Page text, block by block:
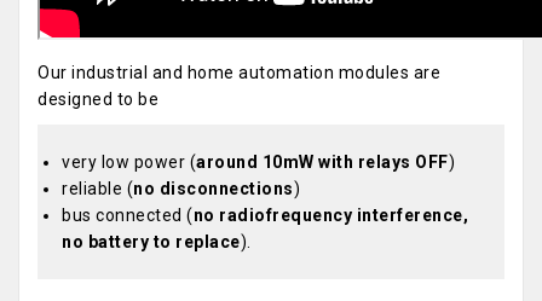
Our industrial and home automation modules are
designed to be
very low power (around 10mW with relays OFF)
reliable (no disconnections)
bus connected (no radiofrequency interference,
no battery to replace).